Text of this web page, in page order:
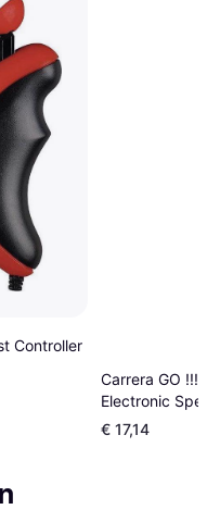
Controller
Carrera GO !!!
Electronic
Controller
€ 17,14